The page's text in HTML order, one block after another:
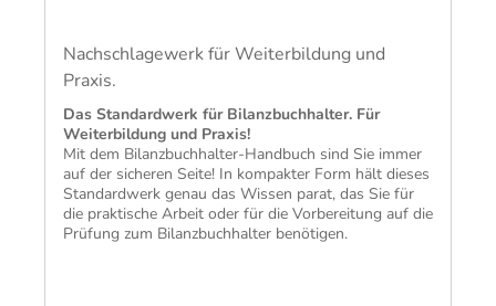
Nachschlagewerk für Weiterbildung und
Praxis.
​Das Standardwerk für Bilanzbuchhalter. Für
Weiterbildung und Praxis!
Mit dem Bilanzbuchhalter-Handbuch sind Sie immer
auf der sicheren Seite! In kompakter Form hält dieses
Standardwerk genau das Wissen parat, das Sie für
die praktische Arbeit oder für die Vorbereitung auf die
Prüfung zum Bilanzbuchhalter benötigen.